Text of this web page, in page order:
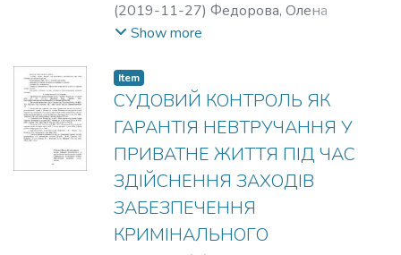
(2019-11-27) Федорова, Олена
Анатоліївна;Федорова, Сніжана
Show more
Item
СУДОВИЙ КОНТРОЛЬ ЯК
ГАРАНТІЯ НЕВТРУЧАННЯ У
ПРИВАТНЕ ЖИТТЯ ПІД ЧАС
ЗДІЙСНЕННЯ ЗАХОДІВ
ЗАБЕЗПЕЧЕННЯ
КРИМІНАЛЬНОГО